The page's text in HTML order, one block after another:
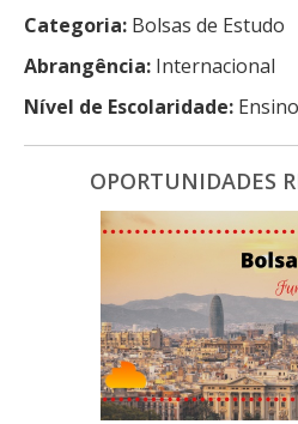
Categoria: Bolsas de Estudo
Abrangência: Internacional
Nível de Escolaridade:
OPORTUNIDADES